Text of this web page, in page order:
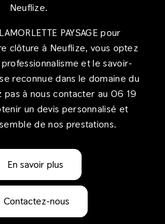
Neuflize.
PAYSAGE pour
clôture à Neuflize, vous optez
et le savoir-
reconnue dans le domaine du
pas à nous contacter au 06 19
un devis personnalisé et
de nos prestations.
En savoir plus
Contactez-nous